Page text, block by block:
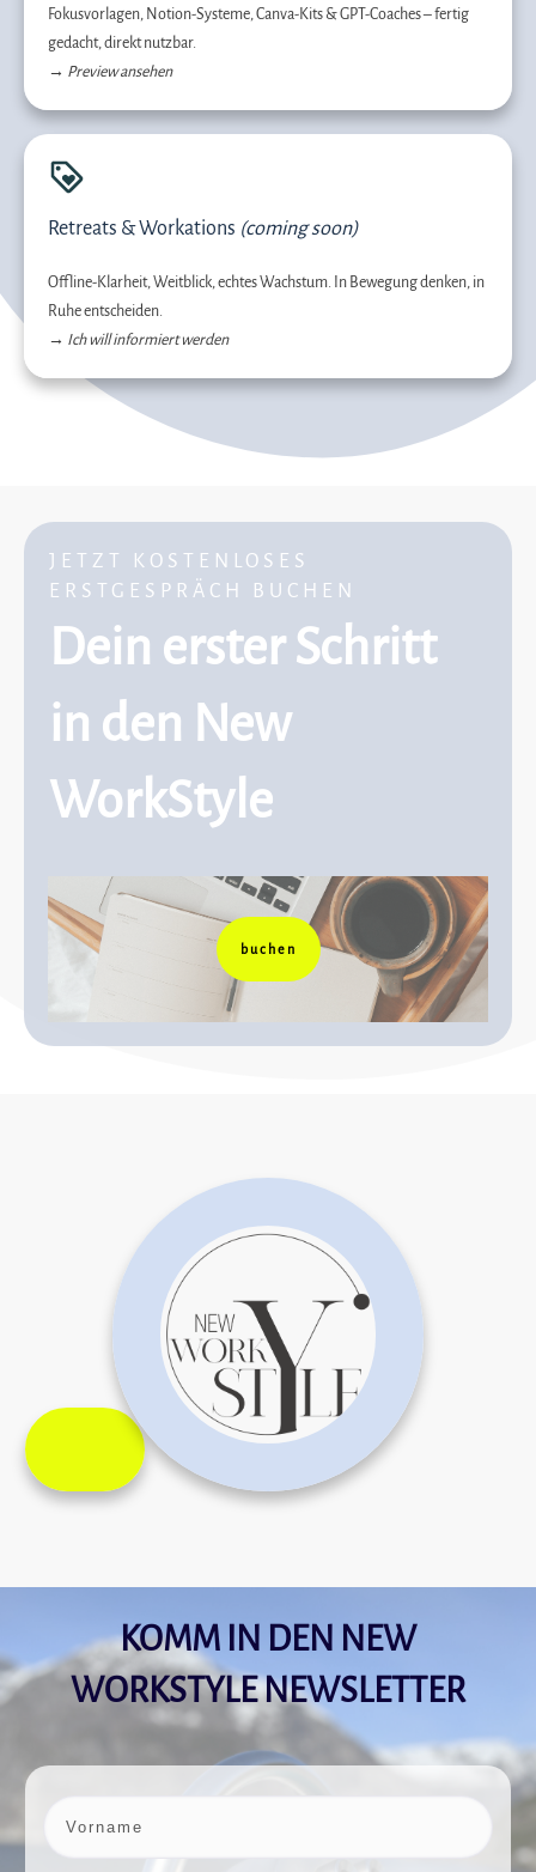
Fokusvorlagen, Notion-Systeme, Canva-Kits & GPT-Coaches – fertig
gedacht, direkt nutzbar.
→ Preview ansehen
Retreats & Workations (coming soon)
Offline-Klarheit, Weitblick, echtes Wachstum. In Bewegung denken, in
Ruhe entscheiden.
→ Ich will informiert werden
JETZT KOSTENLOSES
ERSTGESPRÄCH BUCHEN
Dein erster Schritt
in den New
WorkStyle
buchen
KOMM IN DEN NEW
WORKSTYLE NEWSLETTER